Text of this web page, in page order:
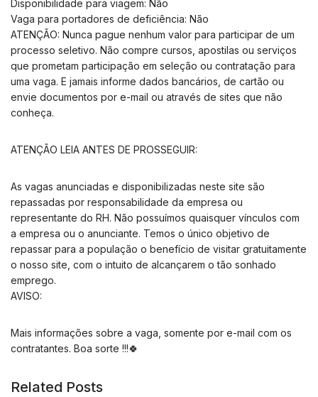
Disponibilidade para viagem: Não
Vaga para portadores de deficiência: Não
ATENÇÃO: Nunca pague nenhum valor para participar de um
processo seletivo. Não compre cursos, apostilas ou serviços
que prometam participação em seleção ou contratação para
uma vaga. E jamais informe dados bancários, de cartão ou
envie documentos por e-mail ou através de sites que não
conheça.
ATENÇÃO LEIA ANTES DE PROSSEGUIR:
As vagas anunciadas e disponibilizadas neste site são
repassadas por responsabilidade da empresa ou
representante do RH. Não possuímos quaisquer vínculos com
a empresa ou o anunciante. Temos o único objetivo de
repassar para a população o benefício de visitar gratuitamente
o nosso site, com o intuito de alcançarem o tão sonhado
emprego.
AVISO:
Mais informações sobre a vaga, somente por e-mail com os
contratantes. Boa sorte !!!🍀
Related Posts